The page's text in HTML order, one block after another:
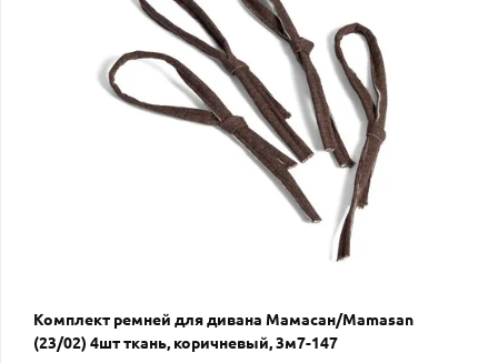
Комплект ремней для дивана Мамасан/Mamasan
(23/02) 4шт ткань, коричневый, 3м7-147